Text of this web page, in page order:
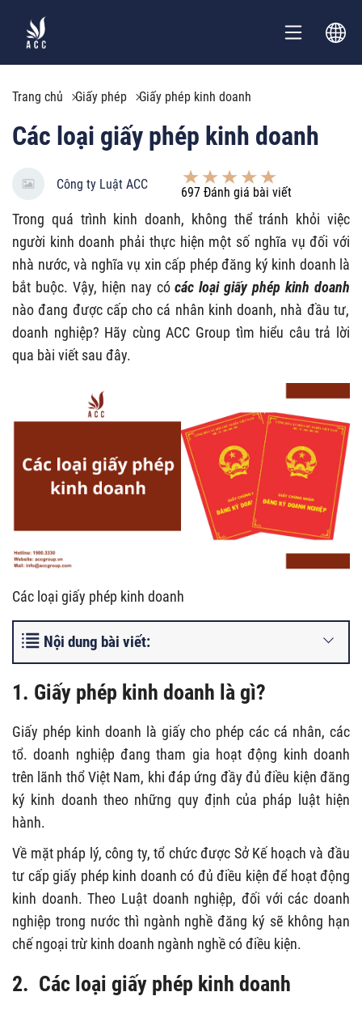
Trang chủ Giấy phép Giấy phép kinh doanh
Các loại giấy phép kinh doanh
Công ty Luật ACC
697 Đánh giá bài viết
Trong quá trình kinh doanh, không thể tránh khỏi việc
người kinh doanh phải thực hiện một số nghĩa vụ đối với
nhà nước, và nghĩa vụ xin cấp phép đăng ký kinh doanh là
bắt buộc. Vậy, hiện nay cócác loại giấy phép kinh doanh
nào đang được cấp cho cá nhân kinh doanh, nhà đầu tư,
doanh nghiệp? Hãy cùng ACC Group tìm hiểu câu trả lời
qua bài viết sau đây.
Các loại giấy phép kinh doanh
Nội dung bài viết:
1. Giấy phép kinh doanh là gì?
Giấy phép kinh doanh là giấy cho phép các cá nhân, các
tổ. doanh nghiệp đang tham gia hoạt động kinh doanh
trên lãnh thổ Việt Nam, khi đáp ứng đầy đủ điều kiện đăng
ký kinh doanh theo những quy định của pháp luật hiện
hành.
Về mặt pháp lý, công ty, tổ chức được Sở Kế hoạch và đầu
tư cấp giấy phép kinh doanh có đủ điều kiện để hoạt động
kinh doanh. Theo Luật doanh nghiệp, đối với các doanh
nghiệp trong nước thì ngành nghề đăng ký sẽ không hạn
chế ngoại trừ kinh doanh ngành nghề có điều kiện.
2. Các loại giấy phép kinh doanh